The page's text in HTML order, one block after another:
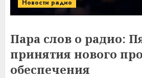
Новости радио
Пара слов о радио:
принятия нового
обеспечения